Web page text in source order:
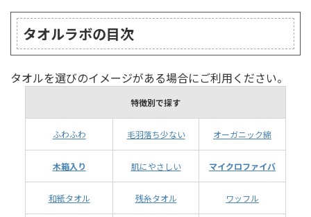
タオルラボの目次
タオルを選びのイメージがある場合にご利用ください。
特徴別で探す
ふわふわ 毛羽落ち少ない オーガニック綿
木箱入り 肌にやさしい マイクロファイバ
和紙タオル 残糸タオル ワッフル